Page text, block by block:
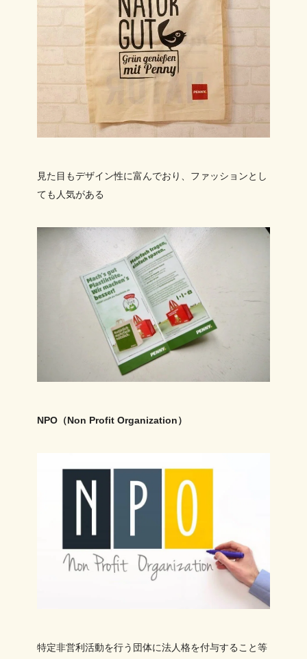
見た目もデザイン性に富んでおり、ファッションとし
ても人気がある
NPO（Non Profit Organization）
特定非営利活動を行う団体に法人格を付与すること等